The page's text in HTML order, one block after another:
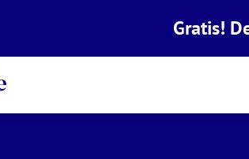
Gratis!